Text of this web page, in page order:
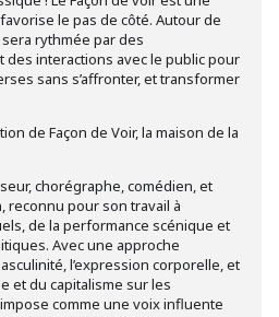
le pas de côté. Autour de
rythmée par des
des interactions avec le public pour
sans s’affronter, et transformer
de Façon de Voir, la maison de la
chorégraphe, comédien, et
pour son travail à
de la performance scénique et
Avec une approche
l’expression corporelle, et
et du capitalisme sur les
comme une voix influente